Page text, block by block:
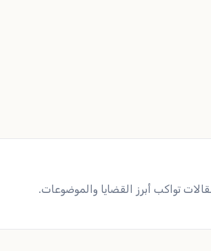
تواكب أبرز القضايا والموضوعات.